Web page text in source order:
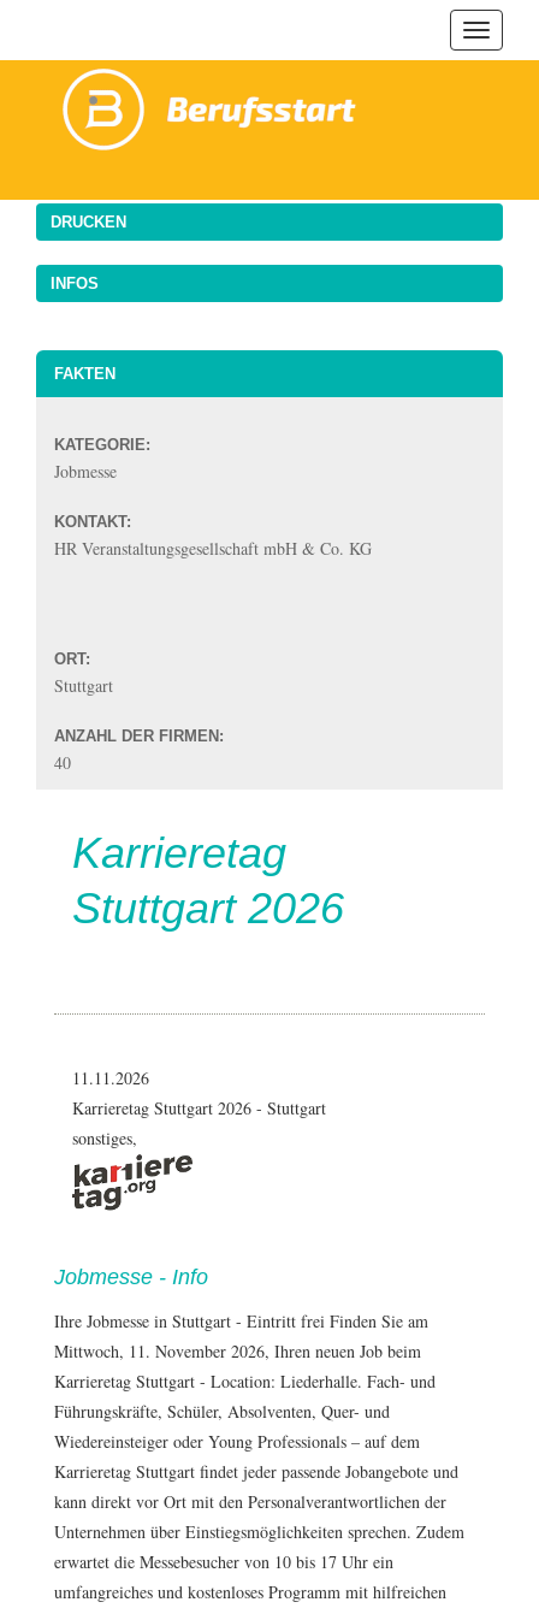
ein-/
DRUCKEN
INFOS
FAKTEN
KATEGORIE:
Jobmesse
KONTAKT:
HR Veranstaltungsgesellschaft mbH & Co. KG
ORT:
Stuttgart
ANZAHL DER FIRMEN:
40
Karrieretag
Stuttgart 2026
11.11.2026
Karrieretag Stuttgart 2026 - Stuttgart
sonstiges,
Jobmesse - Info
Ihre Jobmesse in Stuttgart - Eintritt frei Finden Sie am
Mittwoch, 11. November 2026, Ihren neuen Job beim
Karrieretag Stuttgart - Location: Liederhalle. Fach- und
Führungskräfte, Schüler, Absolventen, Quer- und
Wiedereinsteiger oder Young Professionals – auf dem
Karrieretag Stuttgart findet jeder passende Jobangebote und
kann direkt vor Ort mit den Personalverantwortlichen der
Unternehmen über Einstiegsmöglichkeiten sprechen. Zudem
erwartet die Messebesucher von 10 bis 17 Uhr ein
umfangreiches und kostenloses Programm mit hilfreichen